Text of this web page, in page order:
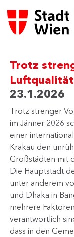
Trotz
23.1.2026
Trotz strenger
im Jänner 2026
einer
Krakau den
Großstädten mit
Die Hauptstadt
unter anderem
und Dhaka in
mehrere
verantwortlich
dass in den